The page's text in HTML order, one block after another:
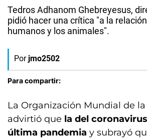
Tedros Adhanom Ghebreyesus,
pidió hacer una crítica "a la
humanos y los animales".
Por jmo2502
Para compartir:
La Organización Mundial de la
advirtió que la del
última pandemia y subrayó